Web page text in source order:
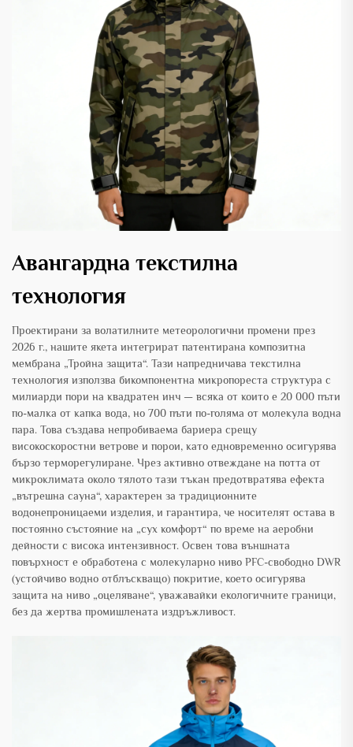
Авангардна текстилна
технология
Проектирани за волатилните метеорологични промени през
2026 г., нашите якета интегрират патентирана композитна
мембрана „Тройна защита“. Тази напредничава текстилна
технология използва бикомпонентна микропореста структура с
милиарди пори на квадратен инч — всяка от които е 20 000 пъти
по-малка от капка вода, но 700 пъти по-голяма от молекула водна
пара. Това създава непробиваема бариера срещу
високоскоростни ветрове и порои, като едновременно осигурява
бързо терморегулиране. Чрез активно отвеждане на потта от
микроклимата около тялото тази тъкан предотвратява ефекта
„вътрешна сауна“, характерен за традиционните
водонепроницаеми изделия, и гарантира, че носителят остава в
постоянно състояние на „сух комфорт“ по време на аеробни
дейности с висока интензивност. Освен това външната
повърхност е обработена с молекуларно ниво PFC-свободно DWR
(устойчиво водно отблъскващо) покритие, което осигурява
защита на ниво „оцеляване“, уважавайки екологичните граници,
без да жертва промишлената издръжливост.